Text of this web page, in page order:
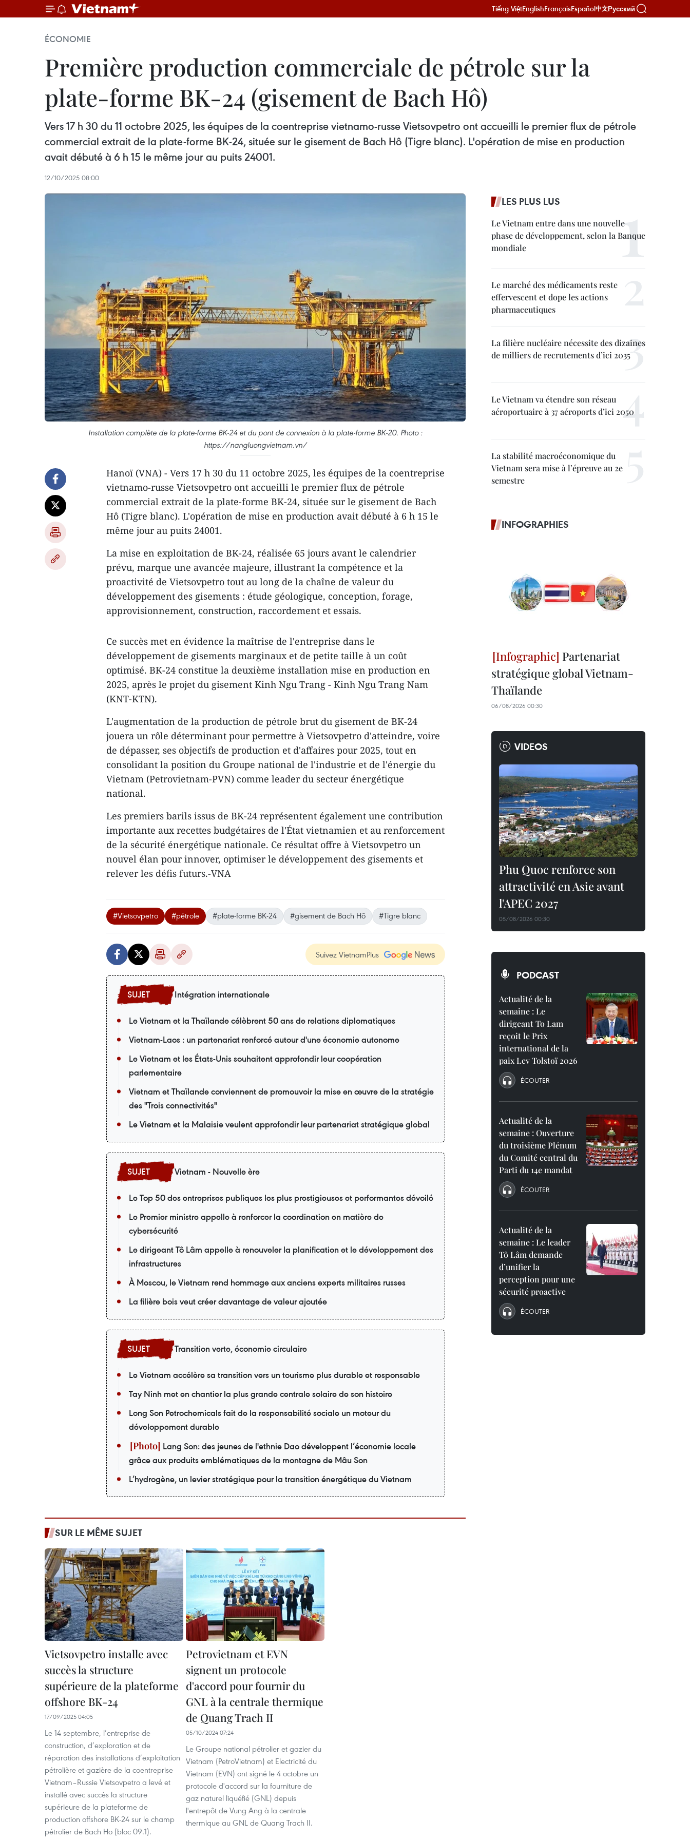
Tiếng ViệtEnglishFrançaisEspañol中文Русский
ÉCONOMIE
Première production commerciale de pétrole sur la
plate-forme BK-24 (gisement de Bach Hô)
Vers 17 h 30 du 11 octobre 2025, les équipes de la coentreprise vietnamo-russe Vietsovpetro ont accueilli le premier flux de pétrole
commercial extrait de la plate-forme BK-24, située sur le gisement de Bach Hô (Tigre blanc). L'opération de mise en production
avait débuté à 6 h 15 le même jour au puits 24001.
12/10/2025 08:00
Installation complète de la plate-forme BK-24 et du pont de connexion à la plate-forme BK-20. Photo :
https://nangluongvietnam.vn/
Hanoï (VNA) - Vers 17 h 30 du 11 octobre 2025, les équipes de la coentreprise
vietnamo-russe Vietsovpetro ont accueilli le premier flux de pétrole
commercial extrait de la plate-forme BK-24, située sur le gisement de Bach
Hô (Tigre blanc). L'opération de mise en production avait débuté à 6 h 15 le
même jour au puits 24001.
La mise en exploitation de BK-24, réalisée 65 jours avant le calendrier
prévu, marque une avancée majeure, illustrant la compétence et la
proactivité de Vietsovpetro tout au long de la chaîne de valeur du
développement des gisements : étude géologique, conception, forage,
approvisionnement, construction, raccordement et essais.
Ce succès met en évidence la maîtrise de l'entreprise dans le
développement de gisements marginaux et de petite taille à un coût
optimisé. BK-24 constitue la deuxième installation mise en production en
2025, après le projet du gisement Kinh Ngu Trang - Kinh Ngu Trang Nam
(KNT-KTN).
L'augmentation de la production de pétrole brut du gisement de BK-24
jouera un rôle déterminant pour permettre à Vietsovpetro d'atteindre, voire
de dépasser, ses objectifs de production et d'affaires pour 2025, tout en
consolidant la position du Groupe national de l'industrie et de l'énergie du
Vietnam (Petrovietnam-PVN) comme leader du secteur énergétique
national.
Les premiers barils issus de BK-24 représentent également une contribution
importante aux recettes budgétaires de l'État vietnamien et au renforcement
de la sécurité énergétique nationale. Ce résultat offre à Vietsovpetro un
nouvel élan pour innover, optimiser le développement des gisements et
relever les défis futurs.-VNA
#Vietsovpetro #pétrole #plate-forme BK-24 #gisement de Bach Hô #Tigre blanc
Suivez VietnamPlus
Intégration internationale
Le Vietnam et la Thaïlande célèbrent 50 ans de relations diplomatiques
Vietnam-Laos : un partenariat renforcé autour d'une économie autonome
Le Vietnam et les États-Unis souhaitent approfondir leur coopération
parlementaire
Vietnam et Thaïlande conviennent de promouvoir la mise en œuvre de la stratégie
des "Trois connectivités"
Le Vietnam et la Malaisie veulent approfondir leur partenariat stratégique global
Vietnam - Nouvelle ère
Le Top 50 des entreprises publiques les plus prestigieuses et performantes dévoilé
Le Premier ministre appelle à renforcer la coordination en matière de
cybersécurité
Le dirigeant Tô Lâm appelle à renouveler la planification et le développement des
infrastructures
À Moscou, le Vietnam rend hommage aux anciens experts militaires russes
La filière bois veut créer davantage de valeur ajoutée
Transition verte, économie circulaire
Le Vietnam accélère sa transition vers un tourisme plus durable et responsable
Tay Ninh met en chantier la plus grande centrale solaire de son histoire
Long Son Petrochemicals fait de la responsabilité sociale un moteur du
développement durable
Lang Son: des jeunes de l'ethnie Dao développent l’économie locale
grâce aux produits emblématiques de la montagne de Mâu Son
L’hydrogène, un levier stratégique pour la transition énergétique du Vietnam
SUR LE MÊME SUJET
Vietsovpetro installe avec
succès la structure
supérieure de la plateforme
offshore BK-24
17/09/2025 04:05
Le 14 septembre, l’entreprise de
construction, d’exploration et de
réparation des installations d’exploitation
pétrolière et gazière de la coentreprise
Vietnam–Russie Vietsovpetro a levé et
installé avec succès la structure
supérieure de la plateforme de
production offshore BK-24 sur le champ
pétrolier de Bach Ho (bloc 09.1).
Petrovietnam et EVN
signent un protocole
d'accord pour fournir du
GNL à la centrale thermique
de Quang Trach II
05/10/2024 07:24
Le Groupe national pétrolier et gazier du
Vietnam (PetroVietnam) et Electricité du
Vietnam (EVN) ont signé le 4 octobre un
protocole d'accord sur la fourniture de
gaz naturel liquéfié (GNL) depuis
l'entrepôt de Vung Ang à la centrale
thermique au GNL de Quang Trach II.
LES PLUS LUS
Le Vietnam entre dans une nouvelle
phase de développement, selon la Banque
mondiale
Le marché des médicaments reste
effervescent et dope les actions
pharmaceutiques
La filière nucléaire nécessite des dizaines
de milliers de recrutements d’ici 2035
Le Vietnam va étendre son réseau
aéroportuaire à 37 aéroports d’ici 2050
La stabilité macroéconomique du
Vietnam sera mise à l’épreuve au 2e
semestre
INFOGRAPHIES
Partenariat
stratégique global Vietnam-
Thaïlande
06/08/2026 00:30
VIDEOS
Phu Quoc renforce son
attractivité en Asie avant
l'APEC 2027
05/08/2026 00:30
PODCAST
Actualité de la
semaine : Le
dirigeant To Lam
reçoit le Prix
international de la
paix Lev Tolstoï 2026
ÉCOUTER
Actualité de la
semaine : Ouverture
du troisième Plénum
du Comité central du
Parti du 14e mandat
ÉCOUTER
Actualité de la
semaine : Le leader
Tô Lâm demande
d’unifier la
perception pour une
sécurité proactive
ÉCOUTER